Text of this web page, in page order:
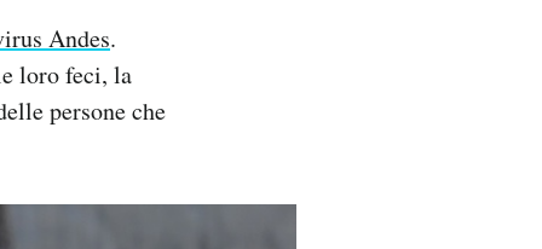
Andes.
loro feci, la
persone che